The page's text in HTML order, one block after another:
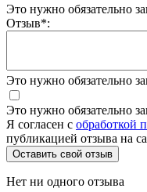
Это нужно обязательно
Отзыв*:
Это нужно обязательно
Это нужно обязательно
Я согласен c обработкой
публикацией отзыва на
Нет ни одного отзыва